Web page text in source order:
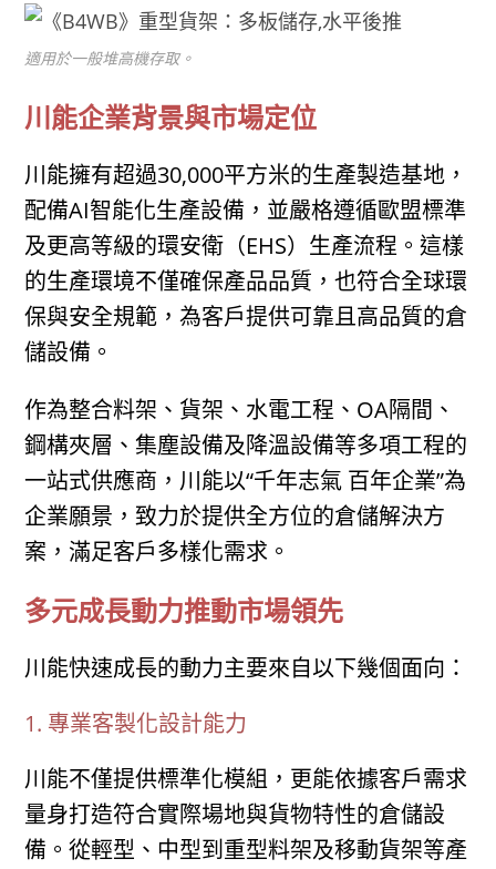
適用於一般堆高機存取。
川能企業背景與市場定位
川能擁有超過30,000平方米的生產製造基地，
配備AI智能化生產設備，並嚴格遵循歐盟標準
及更高等級的環安衛（EHS）生產流程。這樣
的生產環境不僅確保產品品質，也符合全球環
保與安全規範，為客戶提供可靠且高品質的倉
儲設備。
作為整合料架、貨架、水電工程、OA隔間、
鋼構夾層、集塵設備及降溫設備等多項工程的
一站式供應商，川能以“千年志氣 百年企業”為
企業願景，致力於提供全方位的倉儲解決方
案，滿足客戶多樣化需求。
多元成長動力推動市場領先
川能快速成長的動力主要來自以下幾個面向：
1. 專業客製化設計能力
川能不僅提供標準化模組，更能依據客戶需求
量身打造符合實際場地與貨物特性的倉儲設
備。從輕型、中型到重型料架及移動貨架等產